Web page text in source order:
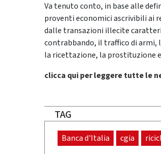
Va tenuto conto, in base alle
proventi economici ascrivibili ai
dalle transazioni illecite
contrabbando, il traffico di armi,
la ricettazione, la prostituzione
clicca qui per leggere tutte le
TAG
Banca d'Italia cgia